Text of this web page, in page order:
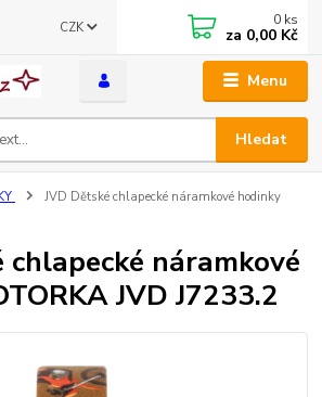
Menu
CZK
Hledat
0 ks
za 0,00 Kč
JVD Dětské chlapecké náramkové hodinky
chlapecké náramkové
JVD J7233.2